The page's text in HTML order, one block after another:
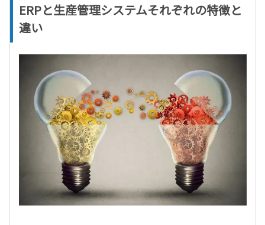
ERPと生産管理システムそれぞれの特徴と
違い